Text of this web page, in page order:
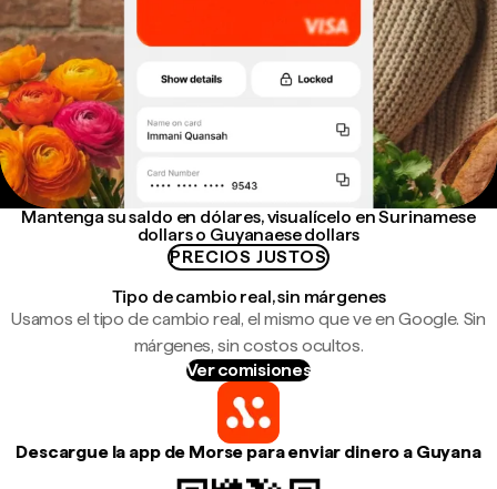
Mantenga su saldo en dólares, visualícelo en Surinamese
dollars o Guyanaese dollars
PRECIOS JUSTOS
Tipo de cambio real, sin márgenes
Usamos el tipo de cambio real, el mismo que ve en Google. Sin
márgenes, sin costos ocultos.
Ver comisiones
Descargue la app de Morse para enviar dinero a Guyana